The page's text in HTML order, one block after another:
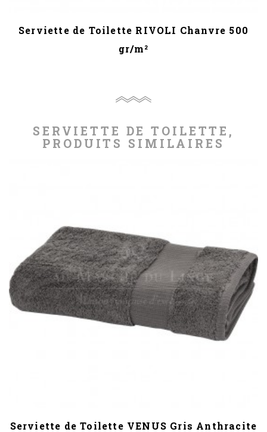
Serviette de Toilette RIVOLI Chanvre 500
gr/m²
SERVIETTE DE TOILETTE,
PRODUITS SIMILAIRES
Serviette de Toilette VENUS Gris Anthracite